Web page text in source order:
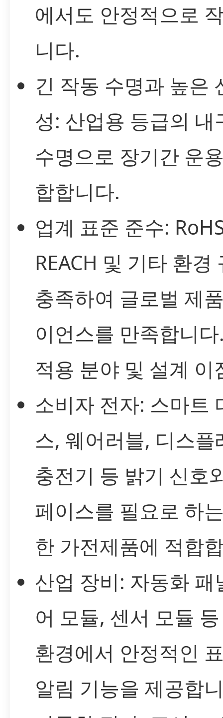
에서도 안정적으로
니다.
긴 작동 수명과 높은
성: 산업용 등급의 내
수명으로 장기간 운
합합니다.
업계 표준 준수:
REACH 및 기타 환경
충족하여 글로벌 제
이언스를 만족합니
적용 분야 및 설계 이
소비자 전자: 스마트
스, 웨어러블, 디스플
충전기 등 밝기 신호
페이스를 필요로 하
한 가전제품에 적합
산업 장비: 자동화 패
어 모듈, 센서 모듈
환경에서 안정적인
알림 기능을 제공합